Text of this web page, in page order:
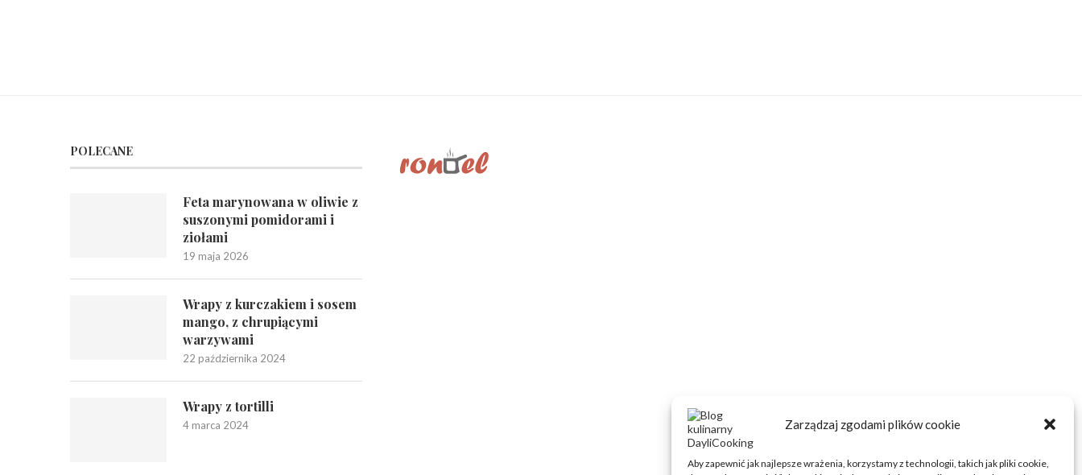
Zarządzaj zgodami plików cookie
Aby zapewnić jak najlepsze wrażenia, korzystamy z technologii, takich jak pliki cookie,
POLECANE
Feta marynowana w oliwie z
suszonymi pomidorami i
ziołami
19 maja 2026
Wrapy z kurczakiem i sosem
mango, z chrupiącymi
warzywami
22 października 2024
Wrapy z tortilli
4 marca 2024